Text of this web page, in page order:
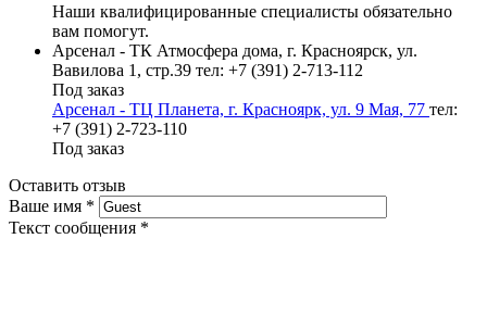
Наши квалифицированные специалисты обязательно
вам помогут.
Арсенал - ТК Атмосфера дома, г. Красноярск, ул.
Вавилова 1, стр.39 тел: +7 (391) 2-713-112
Под заказ
Арсенал - ТЦ Планета, г. Красноярк, ул. 9 Мая, 77 тел:
+7 (391) 2-723-110
Под заказ
Оставить отзыв
Ваше имя *
Текст сообщения *